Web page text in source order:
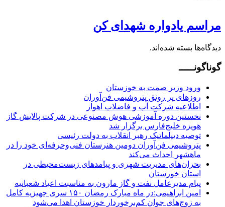
مراسم یادواره شهدای کن
دیدگاه‌ها بسته شده‌اند.
گوناگونـــــ
ورود وزیر صمت به خوزستان
روزهای پر رونق پتروشیمی فن‌آوران
اطلاعیه شرکت آب و فاضلاب اهواز
نخستین دوره آموزشی هوش مصنوعی در شرکت پالایش گاز
هویزه خلیج‌فارس برگزار شد
توصیه دیپلماتیک رهبر انقلاب به دولت رئیسی
پتروشیمی فن‌آوران دومین هنرستان فنی‌وحرفه‌ای خود را در
ماهشهر احداث می‌کند
بحران‌های مدیریت شهری و پیامدهای زیست‌محیطی در
استان خوزستان
پیام مدیرعامل نفت و گاز مارون به مناسبت اعیاد شعبانیه
امین ابراهیمی:در ماه مبارک رمضان ۱۵۰ سری جهیزیه کامل
به زوج‌های جوان کم‌برخوردار خوزستان اهدا می‌شود